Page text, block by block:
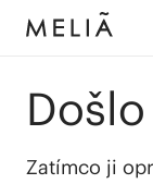
Zatímco ji